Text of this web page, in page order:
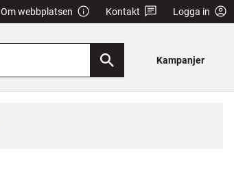
Om webbplatsen Kontakt Logga in
Kampanjer